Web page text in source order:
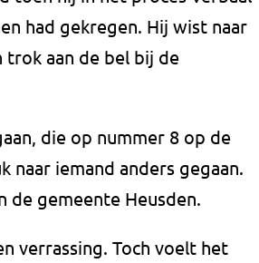
had gekregen. Hij wist naar
aan de bel bij de
die op nummer 8 op de
naar iemand anders gegaan.
de gemeente Heusden.
verrassing. Toch voelt het